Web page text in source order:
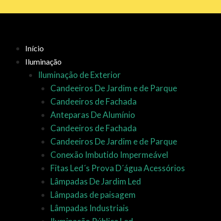
conteúdoInício
Iluminação
Iluminação de Exterior
Candeeiros De Jardim e de Parque
Candeeiros de Fachada
Anteparas De Alumínio
Candeeiros de Fachada
Candeeiros De Jardim e de Parque
Conexão Imbutido Impermeável
Fitas Led´s Prova D´água Acessórios
Lâmpadas De Jardim Led
Lâmpadas de paisagem
Lâmpadas Industriais